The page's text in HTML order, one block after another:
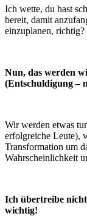
Ich wette, du hast
bereit, damit
einzuplanen, richtig?
Nun, das werden
(Entschuldigung –
Wir werden etwas
erfolgreiche Leute),
Transformation um
Wahrscheinlichkeit
Ich übertreibe
wichtig!